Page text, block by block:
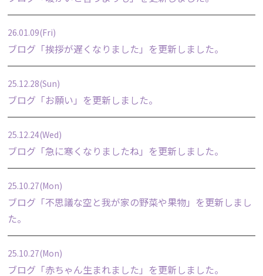
26.01.09(Fri)
ブログ「挨拶が遅くなりました 」を更新しました。
25.12.28(Sun)
ブログ「お願い 」を更新しました。
25.12.24(Wed)
ブログ「急に寒くなりましたね」を更新しました。
25.10.27(Mon)
ブログ「不思議な空と我が家の野菜や果物」を更新しまし
た。
25.10.27(Mon)
ブログ「赤ちゃん生まれました 」を更新しました。